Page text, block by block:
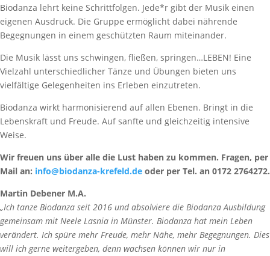
Biodanza lehrt keine Schrittfolgen. Jede*r gibt der Musik einen
eigenen Ausdruck. Die Gruppe ermöglicht dabei nährende
Begegnungen in einem geschützten Raum miteinander.
Die Musik lässt uns schwingen, fließen, springen…LEBEN! Eine
Vielzahl unterschiedlicher Tänze und Übungen bieten uns
vielfältige Gelegenheiten ins Erleben einzutreten.
Biodanza wirkt harmonisierend auf allen Ebenen. Bringt in die
Lebenskraft und Freude. Auf sanfte und gleichzeitig intensive
Weise.
Wir freuen uns über alle die Lust haben zu kommen. Fragen, per
Mail an: info@biodanza-krefeld.de oder per Tel. an 0172 2764272.
Martin Debener M.A.
„Ich tanze Biodanza seit 2016 und absolviere die Biodanza Ausbildung
gemeinsam mit Neele Lasnia in Münster. Biodanza hat mein Leben
verändert. Ich spüre mehr Freude, mehr Nähe, mehr Begegnungen. Dies
will ich gerne weitergeben, denn wachsen können wir nur in